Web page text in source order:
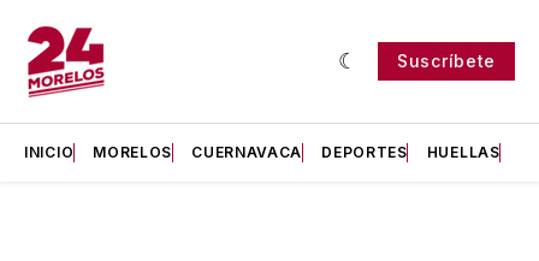
Suscríbete
INICIO MORELOS CUERNAVACA DEPORTES HUELLAS